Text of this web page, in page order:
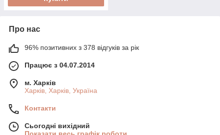
Про нас
96% позитивних з 378 відгуків за рік
Працює з 04.07.2014
м. Харків
Харків, Харків, Україна
Контакти
Сьогодні вихідний